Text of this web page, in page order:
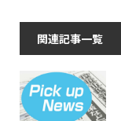
関連記事一覧